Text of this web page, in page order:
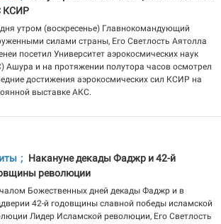
КСИР
утром (воскресенье) Главнокомандующий
силами страны, Его Светлость Аятолла
посетил Университет аэрокосмических наук
Ашура и на протяжении полутора часов осмотрел
достижения аэрокосмических сил КСИР на
выставке АКС.
Накануне декады Фаджр и 42-й
революции
Божественных дней декады Фаджр и в
42-й годовщины славной победы исламской
Лидер Исламской революции, Его Светлость